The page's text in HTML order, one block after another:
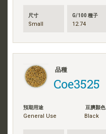
尺寸
Small
G/100 種子
12.74
品種
Coe3525
預期用途
General Use
豆臍顏色
Black